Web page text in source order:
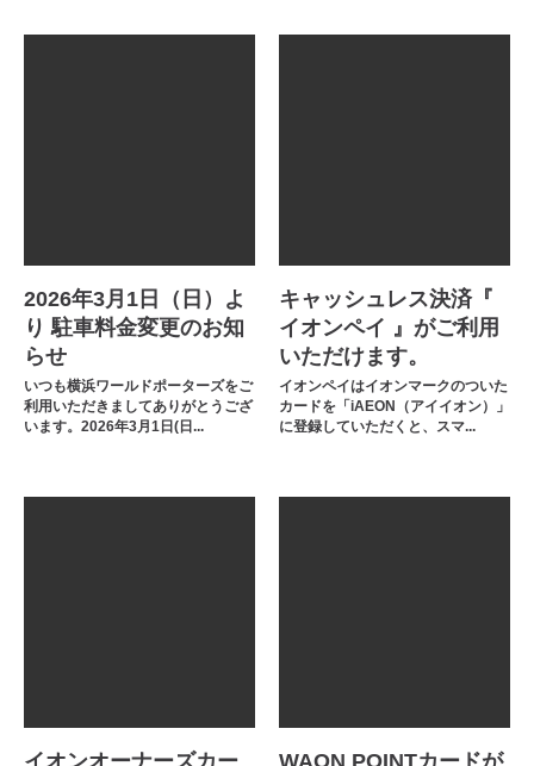
2026年3月1日（日）よ
り 駐車料金変更のお知
らせ
いつも横浜ワールドポーターズをご
利用いただきましてありがとうござ
います。2026年3月1日(日...
キャッシュレス決済『
イオンペイ 』がご利用
いただけます。
イオンペイはイオンマークのついた
カードを「iAEON（アイイオン）」
に登録していただくと、スマ...
イオンオーナーズカー
WAON POINTカードが